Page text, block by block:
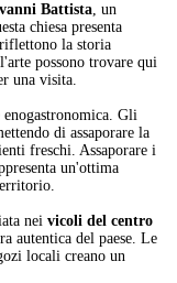
Battista, un
chiesa presenta
la storia
possono trovare qui
una visita.
enogastronomica. Gli
di assaporare la
freschi. Assaporare i
un'ottima
nei vicoli del centro
autentica del paese. Le
locali creano un